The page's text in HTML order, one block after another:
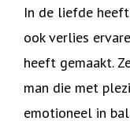
In de liefde
ook verlies
heeft gemaakt.
man die met
emotioneel in